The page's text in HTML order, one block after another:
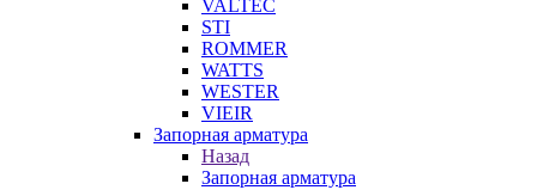
VALTEC
STI
ROMMER
WATTS
WESTER
VIEIR
Запорная арматура
Назад
Запорная арматура